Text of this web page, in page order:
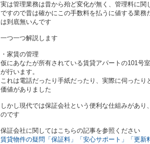
実は管理業務は昔から殆ど変化が無く、管理料に関
ですので昔は確かにこの手数料を払うに値する業
は到底無いんです
一つ一つ解説します
・家賃の管理
仮にあなたが所有されている賃貸アパートの101号
が行います。
これは電話だったり手紙だったり、実際に伺った
価値がありました
しかし現代では保証会社という便利な仕組みがあ
のです
保証会社に関してはこちらの記事を参照ください
賃貸物件の疑問「保証料」「安心サポート」「更新